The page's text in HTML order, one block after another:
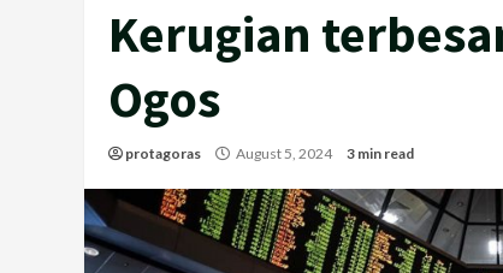
Kerugian
Ogos
protagoras August 5, 2024 3 min read